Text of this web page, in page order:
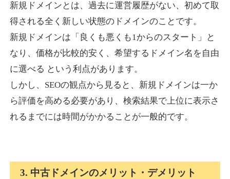
詳細を見る
lowslotfamilylocal.com
ジャンルその他
DA37 外部リンク数653 ドメイン年齢 1年
onlinepokerbetdansk.com
新規ドメインとは、過去に運営履歴がない、初めて取
得される全く新しい状態のドメインのことです。
新規ドメインは「良くも悪くも1からのスタート」と
なり、価格が比較的安く、希望するドメイン名を自由
に選べる という利点があります。
しかし、SEOの観点から見ると、新規ドメインは一か
ら評価を高める必要があり、検索結果で上位に表示さ
れるまでには時間がかかることが一般的です。
3. 中古ドメインのメリット・デメリット